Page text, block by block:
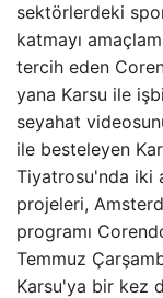
sektörlerdeki
katmayı
tercih eden
yana Karsu ile
seyahat
ile besteleyen
Tiyatrosu'nda iki
projeleri,
programı
Temmuz
Karsu'ya bir kez